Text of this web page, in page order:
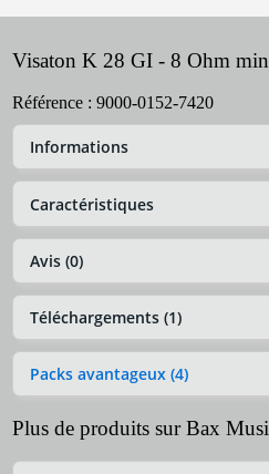
Visaton K 28 GI - 8 Ohm
Référence : 9000-0152-7420
Informations
Caractéristiques
Avis (0)
Téléchargements (1)
Packs avantageux (4)
Plus de produits sur Bax